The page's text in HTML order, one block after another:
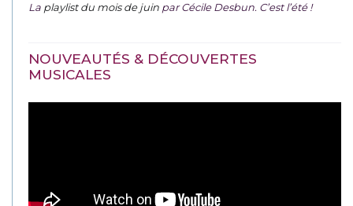
La playlist du mois de juin par Cécile Desbun. C’est l’été !
NOUVEAUTÉS & DÉCOUVERTES
MUSICALES